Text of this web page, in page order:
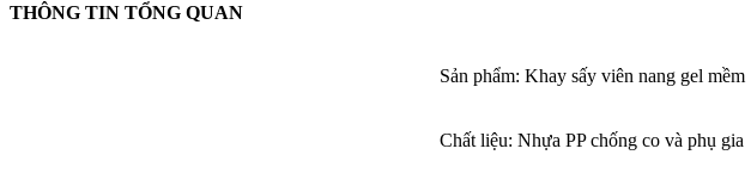
THÔNG TIN TỔNG QUAN
Sản phẩm: Khay sấy viên nang gel mềm
Chất liệu: Nhựa PP chống co và phụ gia